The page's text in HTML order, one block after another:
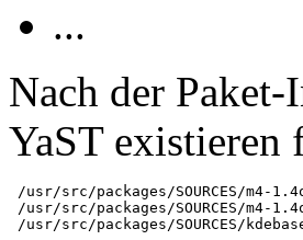
...
Nach der
YaST existieren
/usr/src/packages/SOURCES/m4-
/usr/src/packages/SOURCES/m4-